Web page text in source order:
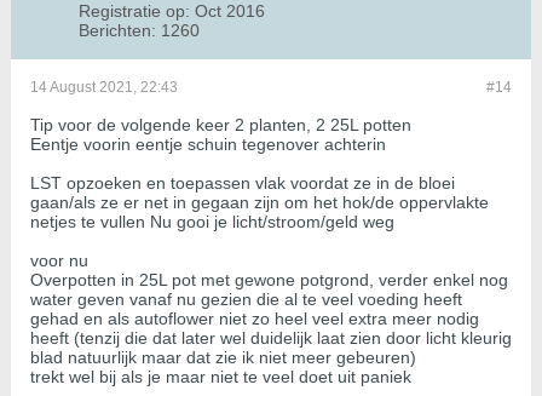
Registratie op: Oct 2016
Berichten: 1260
#14
14 August 2021, 22:43
Tip voor de volgende keer 2 planten, 2 25L potten
Eentje voorin eentje schuin tegenover achterin
LST opzoeken en toepassen vlak voordat ze in de bloei
gaan/als ze er net in gegaan zijn om het hok/de oppervlakte
netjes te vullen Nu gooi je licht/stroom/geld weg
voor nu
Overpotten in 25L pot met gewone potgrond, verder enkel nog
water geven vanaf nu gezien die al te veel voeding heeft
gehad en als autoflower niet zo heel veel extra meer nodig
heeft (tenzij die dat later wel duidelijk laat zien door licht kleurig
blad natuurlijk maar dat zie ik niet meer gebeuren)
trekt wel bij als je maar niet te veel doet uit paniek